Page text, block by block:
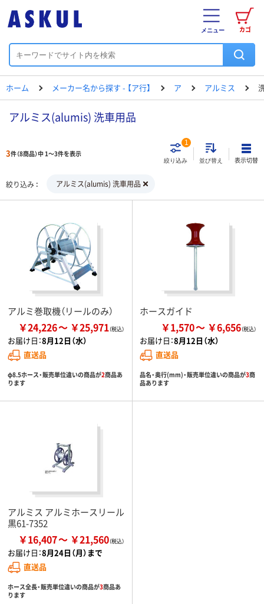
カゴ
メニュー
ホーム メーカー名から探す - 【ア行】 ア アルミス
アルミス(alumis) 洗車用品
3件（8商品）中 1～3件を表示
絞り込み
1
並び替え 表示切替
絞り込み アルミス(alumis) 洗車用品
アルミ巻取機（リールのみ）
￥24,226 ￥25,971
お届け日：8月12日（水）
直送品
φ8.5ホース・販売単位違いの商品が2商品あ
ります
ホースガイド
￥1,570 ￥6,656
お届け日：8月12日（水）
直送品
品名・奥行(mm)・販売単位違いの商品が3商
品あります
アルミス アルミホースリール
黒61-7352
￥16,407 ￥21,560
お届け日：8月24日（月）まで
直送品
ホース全長・販売単位違いの商品が3商品あ
ります